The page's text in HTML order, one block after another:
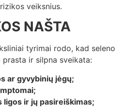
veiksnius.
NAŠTA
tyrimai rodo, kad seleno
ir silpna sveikata:
ar gyvybinių jėgų;
ligos ir jų pasireiškimas;